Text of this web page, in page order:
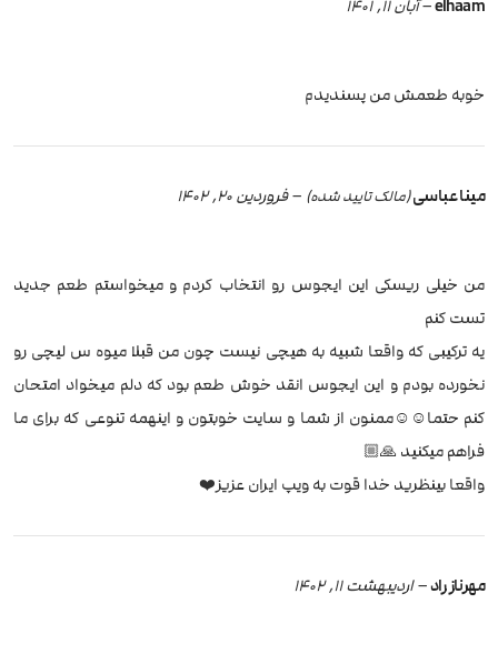
elhaam
–آبان 11, 1401
خوبه طعمش من پسندیدم
مینا عباسی(مالک تایید شده) –فروردین 20, 1402
من خیلی ریسکی این ایجوس رو انتخاب کردم و میخواستم طعم جدید
تست کنم
یه ترکیبی که واقعا شبیه به هیچی نیست چون من قبلا میوه س لیچی رو
نخورده بودم و این ایجوس انقد خوش طعم بود که دلم میخواد امتحان
کنم حتما☺️☺️ممنون از شما و سایت خوبتون و اینهمه تنوعی که برای ما
فراهم میکنید 🙏🏼
واقعا بینظرید خدا قوت به ویپ ایران عزیز❤️
مهرناز راد–اردیبهشت 11, 1402